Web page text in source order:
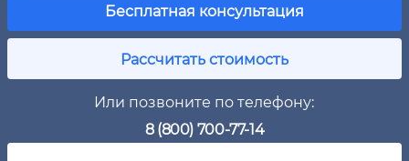
Бесплатная консультация
Рассчитать стоимость
Или позвоните по телефону:
8 (800) 700-77-14